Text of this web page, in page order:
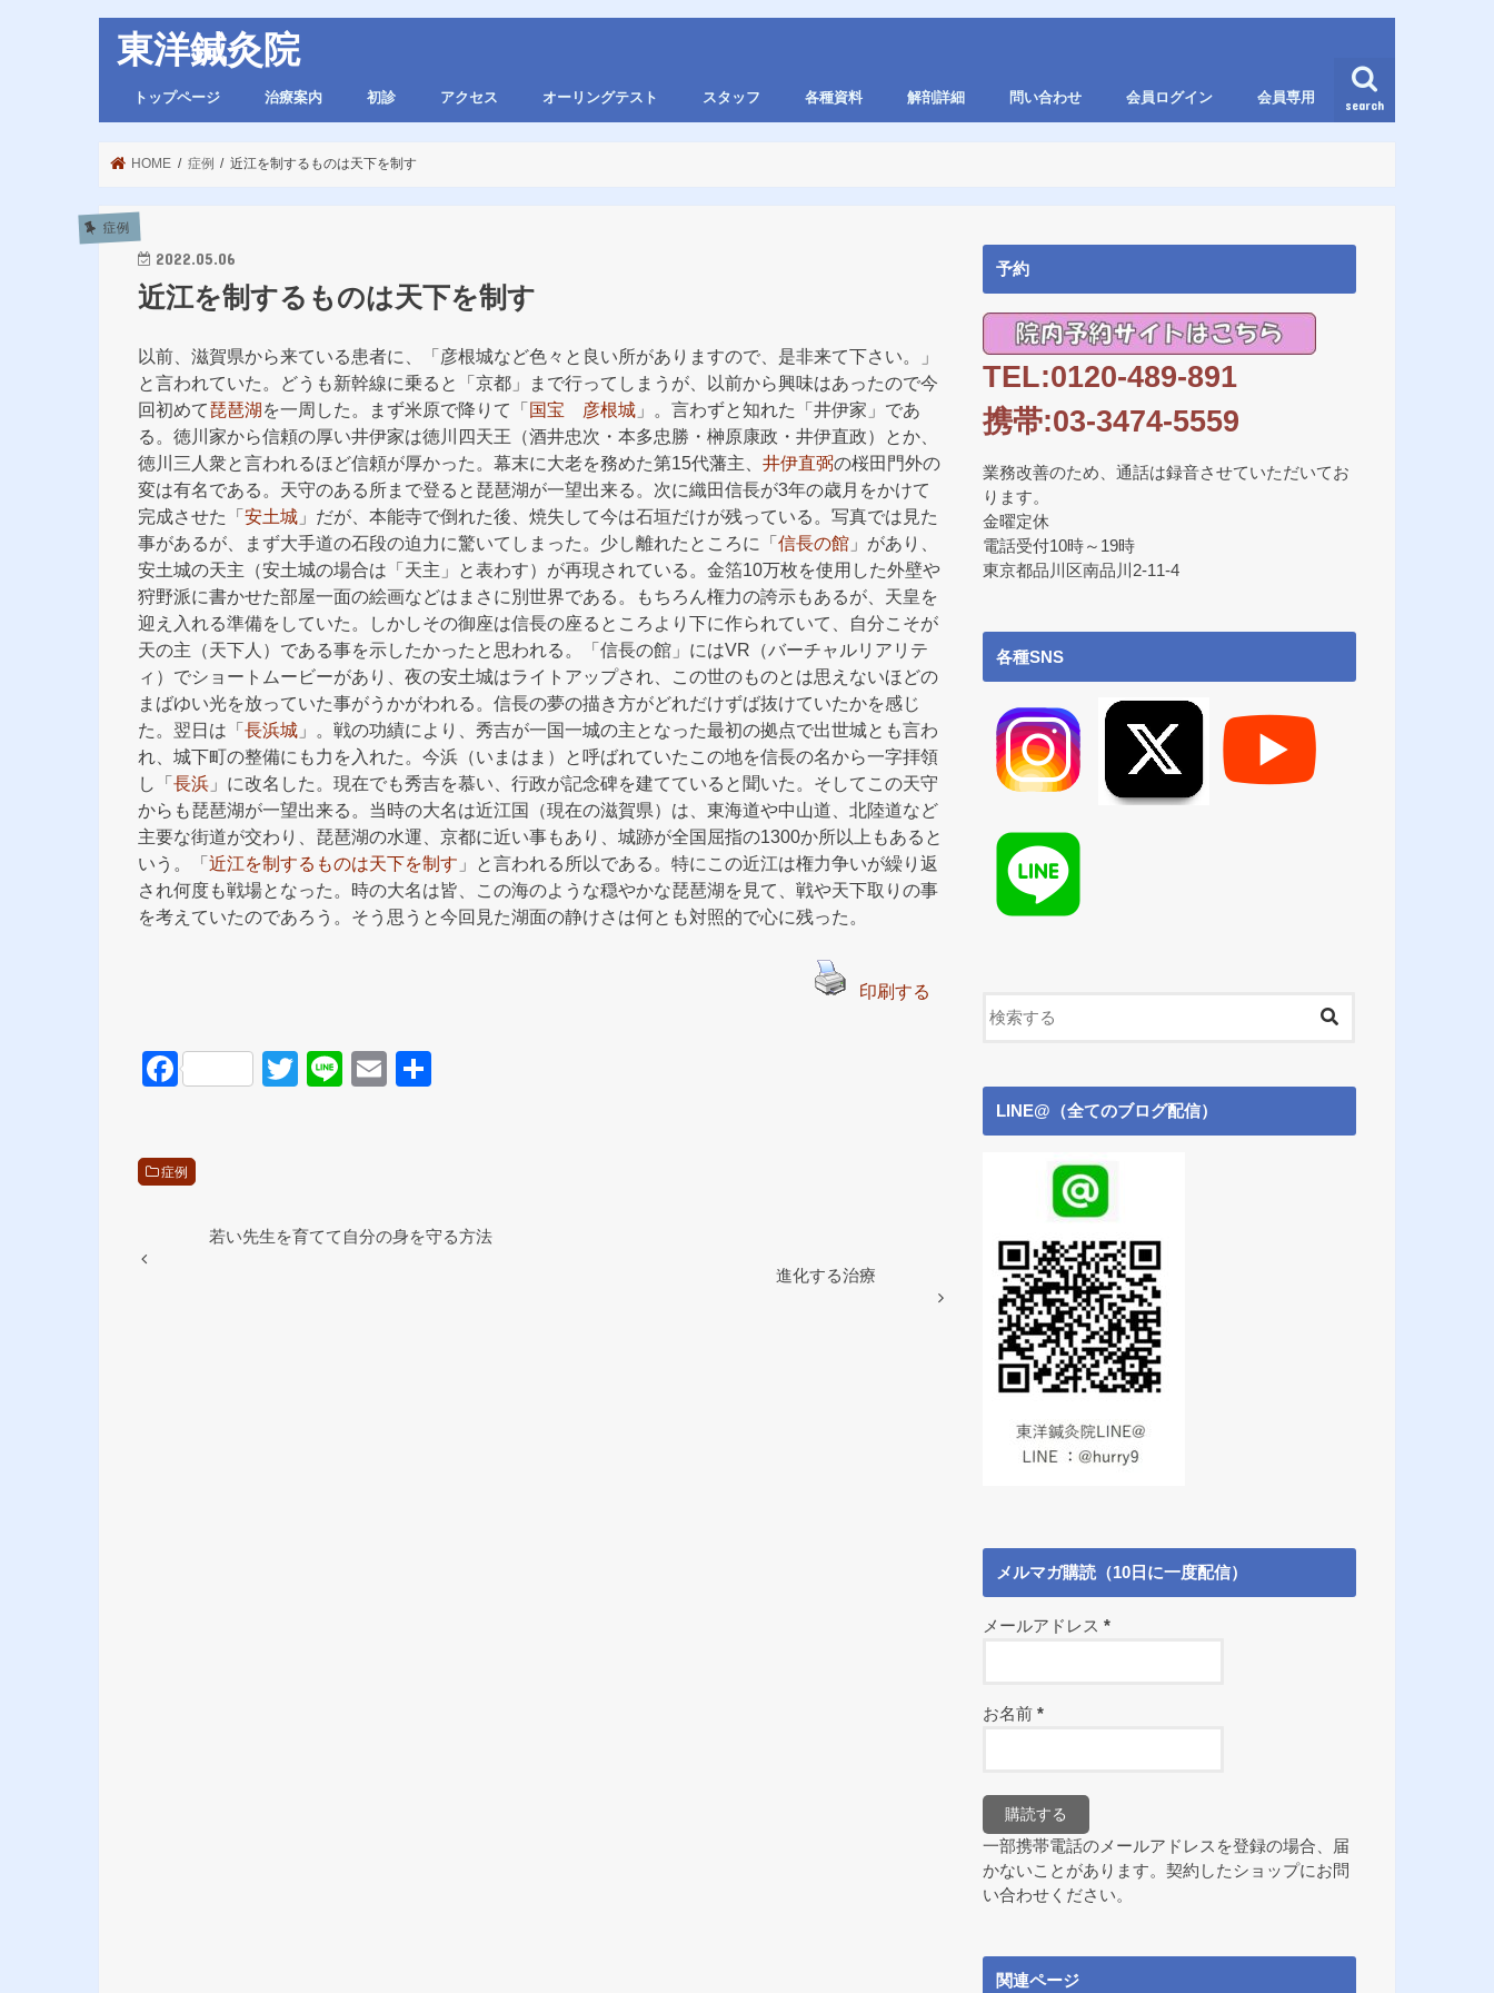
東洋鍼灸院
search
トップページ 治療案内 初診 アクセス オーリングテスト スタッフ 各種資料 解剖詳細 問い合わせ 会員ログイン 会員専用
HOME 症例 近江を制するものは天下を制す
症例
2022.05.06
近江を制するものは天下を制す
以前、滋賀県から来ている患者に、「彦根城など色々と良い所がありますので、是非来て下さい。」
と言われていた。どうも新幹線に乗ると「京都」まで行ってしまうが、以前から興味はあったので今
回初めて琵琶湖を一周した。まず米原で降りて「国宝 彦根城 」。言わずと知れた「井伊家」であ
る。徳川家から信頼の厚い井伊家は徳川四天王（酒井忠次・本多忠勝・榊原康政・井伊直政）とか、
徳川三人衆と言われるほど信頼が厚かった。幕末に大老を務めた第15代藩主、 井伊直弼の桜田門外の
変は有名である。天守のある所まで登ると琵琶湖が一望出来る。次に織田信長が3年の歳月をかけて
完成させた「安土城 」だが、本能寺で倒れた後、焼失して今は石垣だけが残っている。写真では見た
事があるが、まず大手道の石段の迫力に驚いてしまった。少し離れたところに「信長の館 」があり、
安土城の天主（安土城の場合は「天主」と表わす）が再現されている。金箔10万枚を使用した外壁や
狩野派に書かせた部屋一面の絵画などはまさに別世界である。もちろん権力の誇示もあるが、天皇を
迎え入れる準備をしていた。しかしその御座は信長の座るところより下に作られていて、自分こそが
天の主（天下人）である事を示したかったと思われる。「信長の館」にはVR（バーチャルリアリテ
ィ）でショートムービーがあり、夜の安土城はライトアップされ、この世のものとは思えないほどの
まばゆい光を放っていた事がうかがわれる。信長の夢の描き方がどれだけずば抜けていたかを感じ
た。翌日は「長浜城 」。戦の功績により、秀吉が一国一城の主となった最初の拠点で出世城とも言わ
れ、城下町の整備にも力を入れた。今浜（いまはま）と呼ばれていたこの地を信長の名から一字拝領
し「長浜 」に改名した。現在でも秀吉を慕い、行政が記念碑を建てていると聞いた。そしてこの天守
からも琵琶湖が一望出来る。当時の大名は近江国（現在の滋賀県）は、東海道や中山道、北陸道など
主要な街道が交わり、琵琶湖の水運、京都に近い事もあり、城跡が全国屈指の1300か所以上もあると
いう。「近江を制するものは天下を制す 」と言われる所以である。特にこの近江は権力争いが繰り返
され何度も戦場となった。時の大名は皆、この海のような穏やかな琵琶湖を見て、戦や天下取りの事
を考えていたのであろう。そう思うと今回見た湖面の静けさは何とも対照的で心に残った。
印刷する
F
e
T
Li
E
症例
若い先生を育てて自分の身を守る方法
進化する治療
予約
TEL:0120-489-891
携帯:03-3474-5559
業務改善のため、通話は録音させていただいてお
ります。
金曜定休
電話受付10時～19時
東京都品川区南品川2-11-4
各種SNS
LINE@（全てのブログ配信）
メルマガ購読（10日に一度配信）
メールアドレス *
お名前 *
一部携帯電話のメールアドレスを登録の場合、届
かないことがあります。契約したショップにお問
い合わせください。
関連ページ